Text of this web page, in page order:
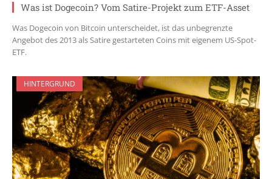
Was ist Dogecoin? Vom Satire-Projekt zum ETF-Asset
Was Dogecoin von Bitcoin unterscheidet, ist das unbegrenzte
Angebot des 2013 als Satire gestarteten Coins mit eigenem US-Spot-
ETF.
HINTERGRUND